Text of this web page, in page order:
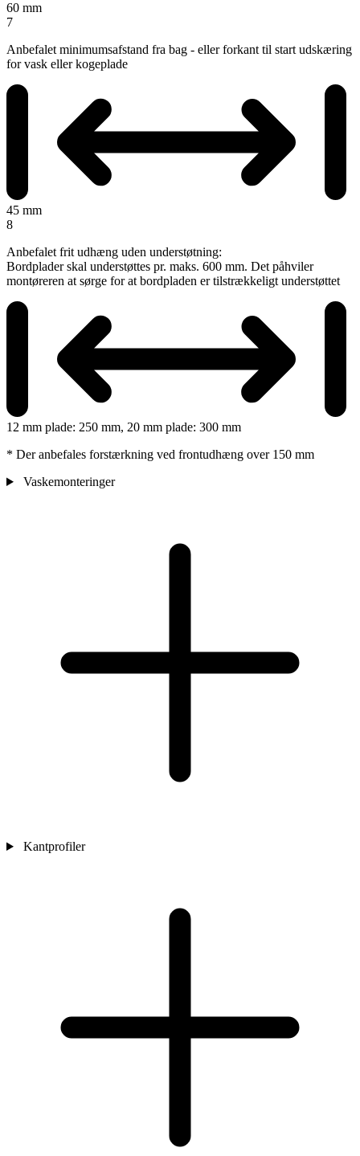
60 mm
7
Anbefalet minimumsafstand fra bag - eller forkant til start udskæring
for vask eller kogeplade
45 mm
8
Anbefalet frit udhæng uden understøtning:
Bordplader skal understøttes pr. maks. 600 mm. Det påhviler
montøreren at sørge for at bordpladen er tilstrækkeligt understøttet
12 mm plade: 250 mm, 20 mm plade: 300 mm
* Der anbefales forstærkning ved frontudhæng over 150 mm
Vaskemonteringer
Kantprofiler